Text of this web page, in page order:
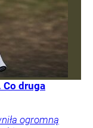
Co druga
ogromną